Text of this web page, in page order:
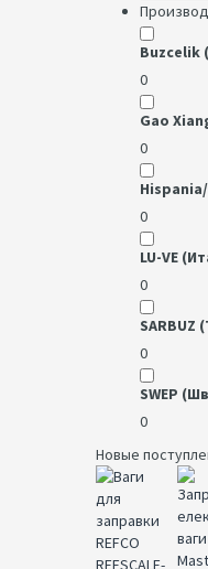
Buzcelik
0
Gao
0
0
LU-VE
0
SARBUZ
0
SWEP
0
Новые